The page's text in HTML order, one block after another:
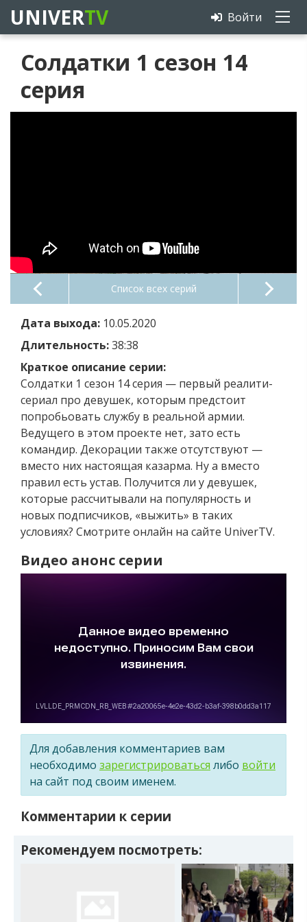
UNIVERTV Войти
Солдатки 1 сезон 14
серия
Список всех серий
Дата выхода: 10.05.2020
Длительность:38:38
Краткое описание серии:
Солдатки 1 сезон 14 серия — первый реалити-
сериал про девушек, которым предстоит
попробьовать службу в реальной армии.
Ведущего в этом проекте нет, зато есть
командир. Декорации также отсутствуют —
вместо них настоящая казарма. Ну а вместо
правил есть устав. Получится ли у девушек,
которые рассчитывали на популярность и
новых подписчиков, «выжить» в таких
условиях? Смотрите онлайн на сайте UniverTV.
Видео анонс серии
Для добавления комментариев вам
необходимо зарегистрироваться либо войти
на сайт под своим именем.
Комментарии к серии
Рекомендуем посмотреть: